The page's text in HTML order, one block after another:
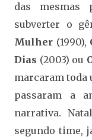
das mesmas
subverter o
Mulher (1990),
Dias (2003) ou
marcaram toda
passaram a
narrativa.
segundo time,